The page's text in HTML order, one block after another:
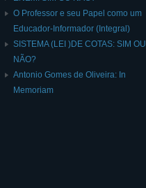
O Professor e seu Papel como um
Educador-Informador (Integral)
SISTEMA (LEI )DE COTAS: SIM OU
NÃO?
Antonio Gomes de Oliveira: In
Memoriam